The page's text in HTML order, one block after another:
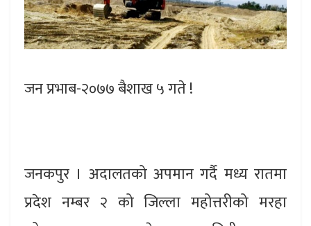
जन प्रभाब-२०७७ बैशाख ५ गते !
जनकपुर । अदालतको अपमान गर्दै मध्य रातमा
प्रदेश नम्बर २ को जिल्ला महोत्तरीको मरहा